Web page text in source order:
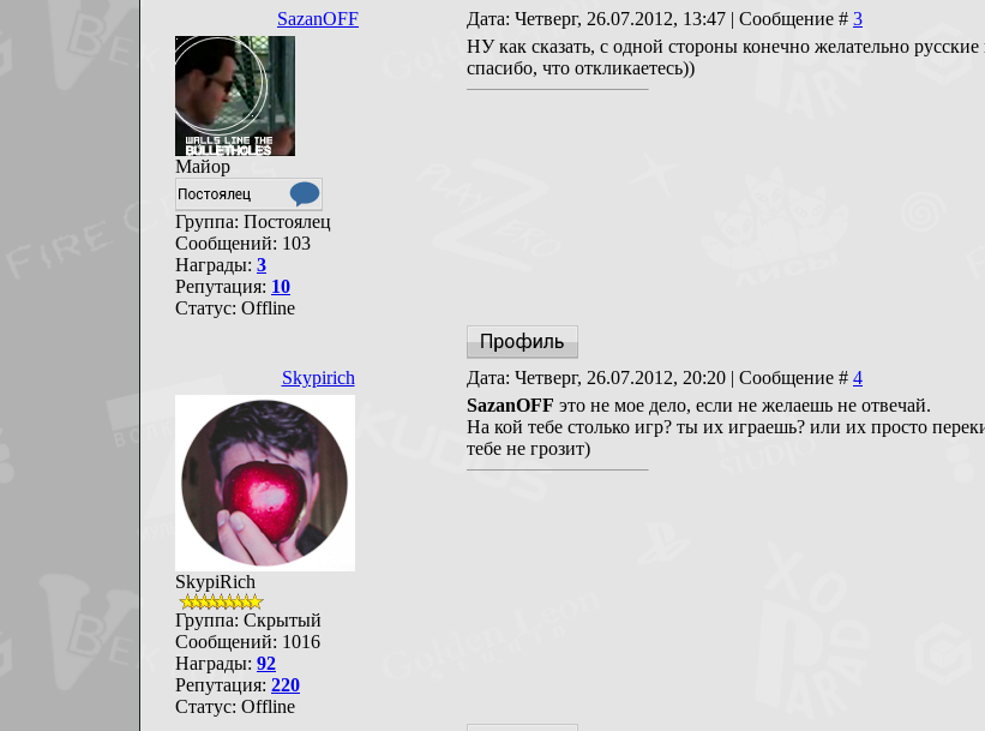
SazanOFF Дата: Четверг, 26.07.2012, 13:47 | Сообщение # 3
Майор
Группа: Постоялец
Сообщений: 103
Награды: 3
Репутация: 10
Статус: Offline
НУ как сказать, с одной стороны конечно желательно
спасибо, что откликаетесь))
Skypirich Дата: Четверг, 26.07.2012, 20:20 | Сообщение # 4
SkypiRich
Группа: Скрытый
Сообщений: 1016
Награды: 92
Репутация: 220
Статус: Offline
SazanOFF это не мое дело, если не желаешь не отвечай.
На кой тебе столько игр? ты их играешь? или их просто
тебе не грозит)